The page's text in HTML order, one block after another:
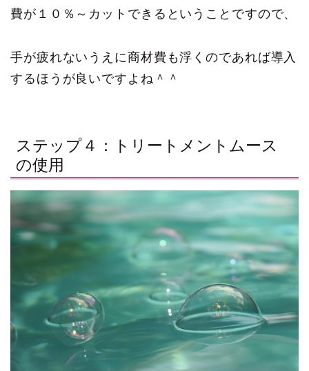
費が１０％～カットできるということですので、
手が疲れないうえに商材費も浮くのであれば導入
するほうが良いですよね＾＾
ステップ４：トリートメントムース
の使用